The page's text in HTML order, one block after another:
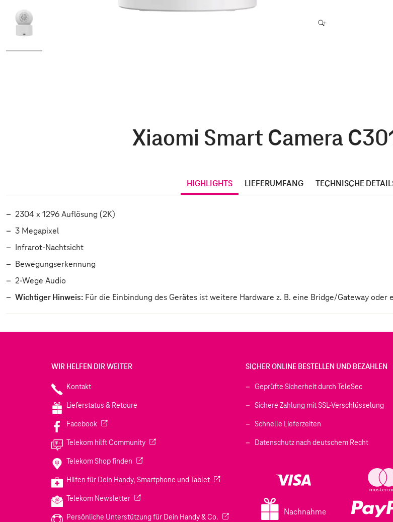
Xiaomi Smart Camera
HIGHLIGHTS LIEFERUMFANG TECHNISCHE
2304 x 1296 Auflösung (2K)
3 Megapixel
Infrarot-Nachtsicht
Bewegungserkennung
2-Wege Audio
Wichtiger Hinweis: Für die Einbindung des Gerätes ist weitere Hardware z. B. eine Bridge/Gateway oder
WIR HELFEN DIR WEITER
Kontakt
Lieferstatus & Retoure
Facebook(Wird in einem neuen Tab geöffnet)
Telekom hilft Community(Wird in einem neuen Tab geöffnet)
Telekom Shop finden (Wird in einem neuen Tab geöffnet)
Hilfen für Dein Handy, Smartphone und Tablet(Wird in einem neuen Tab geöffnet)
Telekom Newsletter(Wird in einem neuen Tab geöffnet)
Persönliche Unterstützung für Dein Handy & Co. (Wird in einem neuen Tab geöffnet)
SICHER ONLINE BESTELLEN UND BEZAHLEN
Geprüfte Sicherheit durch TeleSec
Sichere Zahlung mit SSL-Verschlüsselung
Schnelle Lieferzeiten
Datenschutz nach deutschem Recht
Nachnahme